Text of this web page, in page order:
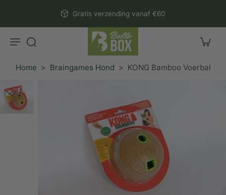
Gratis verzending vanaf €60
Home > Braingames Hond > KONG Bamboo Voerbal